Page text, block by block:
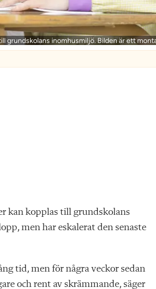
grundskolans inomhusmiljö. Bilden är ett
kan kopplas till grundskolans
men har eskalerat den senaste
tid, men för några veckor sedan
och rent av skrämmande, säger